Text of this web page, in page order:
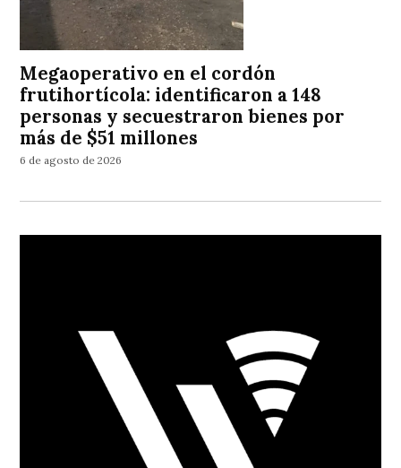
Megaoperativo en el cordón
frutihortícola: identificaron a 148
personas y secuestraron bienes por
más de $51 millones
6 de agosto de 2026